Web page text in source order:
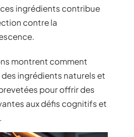
ingrédients contribue
contre la
montrent comment
ingrédients naturels et
pour offrir des
aux défis cognitifs et